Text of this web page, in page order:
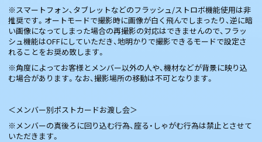
※スマートフォン、タブレットなどのフラッシュ/ストロボ機能使用は非
推奨です。オートモードで撮影時に画像が白く飛んでしまったり、逆に暗
い画像になってしまった場合の再撮影の対応はできませんので、フラッ
シュ機能はOFFにしていただき、地明かりで撮影できるモードで設定さ
れることをお奨め致します。
※角度によってお客様とメンバー以外の人や、機材などが背景に映り込
む場合があります。なお、撮影場所の移動は不可となります。
＜メンバー別ポストカードお渡し会＞
※メンバーの真後ろに回り込む行為、座る・しゃがむ行為は禁止とさせて
いただきます。